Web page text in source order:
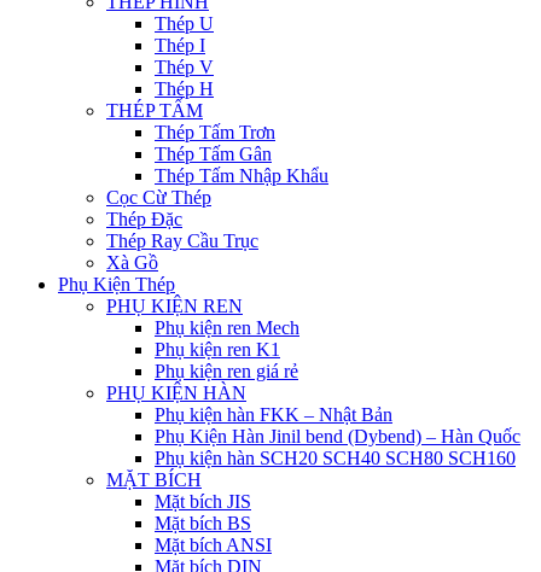
Thép U
Thép I
Thép V
Thép H
THÉP TẤM
Thép Tấm Trơn
Thép Tấm Gân
Thép Tấm Nhập Khẩu
Cọc Cừ Thép
Thép Đặc
Thép Ray Cầu Trục
Xà Gồ
Phụ Kiện Thép
PHỤ KIỆN REN
Phụ kiện ren Mech
Phụ kiện ren K1
Phụ kiện ren giá rẻ
PHỤ KIỆN HÀN
Phụ kiện hàn FKK – Nhật Bản
Phụ Kiện Hàn Jinil bend (Dybend) – Hàn Quốc
Phụ kiện hàn SCH20 SCH40 SCH80 SCH160
MẶT BÍCH
Mặt bích JIS
Mặt bích BS
Mặt bích ANSI
Mặt bích DIN